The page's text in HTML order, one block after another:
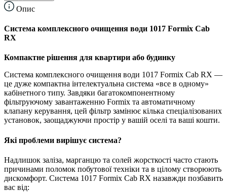
Опис
Система комплексного очищення води 1017 Formix Cab
RX
Компактне рішення для квартири або будинку
Система комплексного очищення води 1017 Formix Cab RX —
це дуже компактна інтелектуальна система «все в одному»
кабінетного типу. Завдяки багатокомпонентному
фільтруючому завантаженню Formix та автоматичному
клапану керування, цей фільтр замінює кілька спеціалізованих
установок, заощаджуючи простір у вашій оселі та ваші кошти.
Які проблеми вирішує система?
Надлишок заліза, марганцю та солей жорсткості часто стають
причинами поломок побутової техніки та в цілому створюють
дискомфорт. Система 1017 Formix Cab RX назавжди позбавить
вас від: